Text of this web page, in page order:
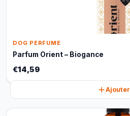
DOG PERFUME
Parfum Orient – Biogance
€14,59
Ajouter